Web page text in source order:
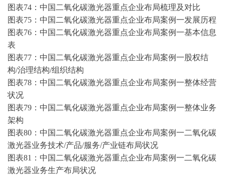
图表74：中国二氧化碳激光器重点企业布局梳理及对比
图表75：中国二氧化碳激光器重点企业布局案例一发展历程
图表76：中国二氧化碳激光器重点企业布局案例一基本信息
表
图表77：中国二氧化碳激光器重点企业布局案例一股权结
构/治理结构/组织结构
图表78：中国二氧化碳激光器重点企业布局案例一整体经营
状况
图表79：中国二氧化碳激光器重点企业布局案例一整体业务
架构
图表80：中国二氧化碳激光器重点企业布局案例一二氧化碳
激光器业务技术/产品/服务/产业链布局状况
图表81：中国二氧化碳激光器重点企业布局案例一二氧化碳
激光器业务生产布局状况